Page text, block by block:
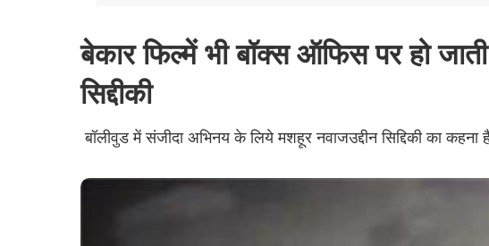
बेकार फिल्में भी बॉक्स ऑफिस पर हो
सिद्दीकी​​​​​​​
बॉलीवुड में संजीदा अभिनय के लिये मशहूर नवाजउद्दीन सिद्दिकी का